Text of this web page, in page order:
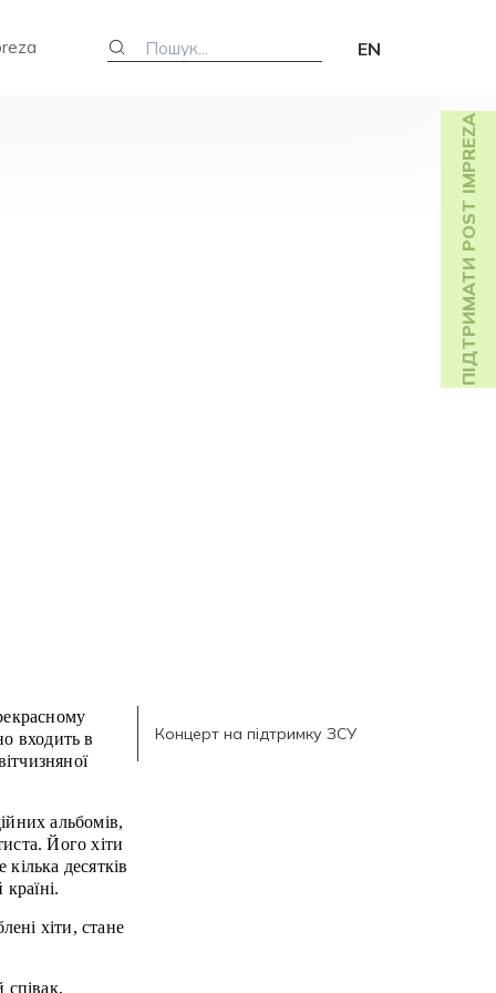
EN
ПІДТРИМАТИ POST IMPREZA
входить в
альбомів,
Його хіти
десятків
хіти, стане
співак,
Концерт на підтримку ЗСУ